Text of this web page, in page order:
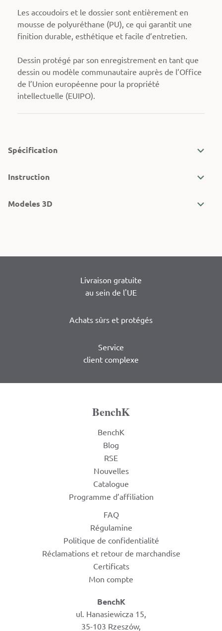
Les accoudoirs et le dossier sont entièrement en
mousse de polyuréthane (PU), ce qui garantit une
finition durable, esthétique et facile d’entretien.
Dessin protégé par son enregistrement en tant que
dessin ou modèle communautaire auprès de l’Office
de l’Union européenne pour la propriété
intellectuelle (EUIPO).
Spécification
Instruction
Modeles 3D
Livraison gratuite
au sein de l'UE
Achats sûrs et protégés
Service
client complexe
BenchK
BenchK
Blog
RSE
Nouvelles
Catalogue
Programme d’affiliation
FAQ
Régulamine
Politique de confidentialité
Réclamations et retour de marchandise
Certificats
Mon compte
BenchK
ul. Hanasiewicza 15,
35-103 Rzeszów,